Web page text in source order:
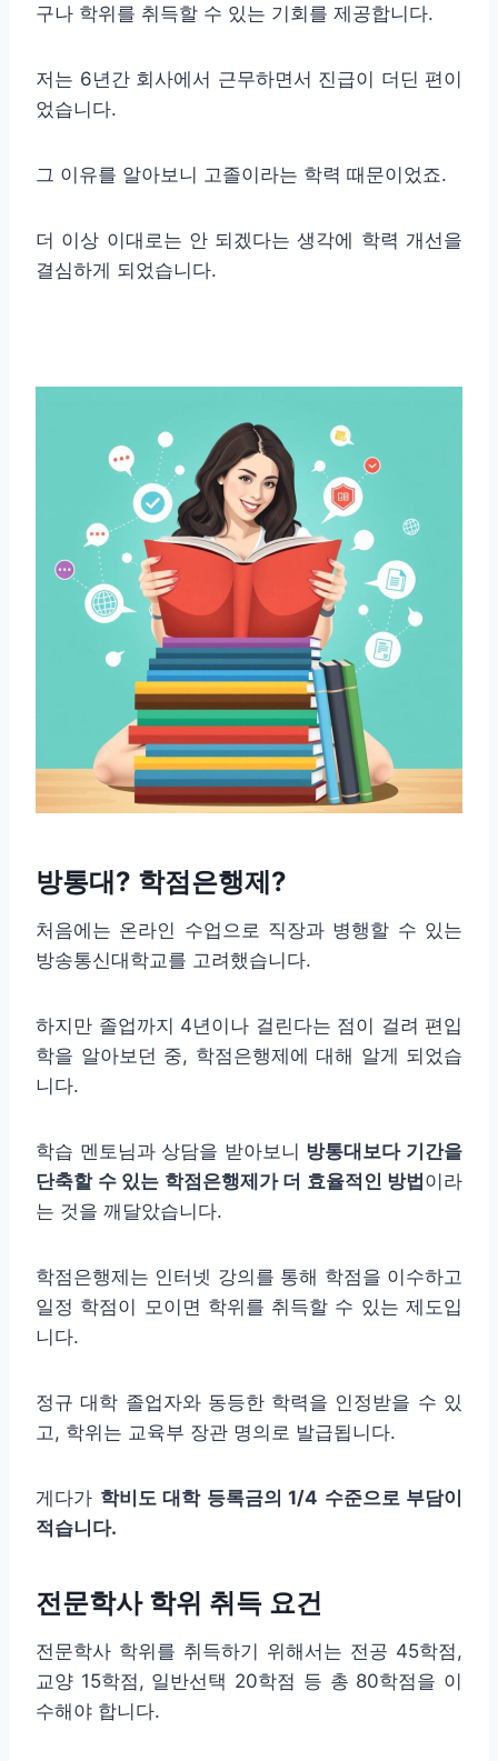
구나 학위를 취득할 수 있는 기회를 제공합니다.
저는 6년간 회사에서 근무하면서 진급이 더딘 편이
었습니다.
그 이유를 알아보니 고졸이라는 학력 때문이었죠.
더 이상 이대로는 안 되겠다는 생각에 학력 개선을
결심하게 되었습니다.
방통대? 학점은행제?
처음에는 온라인 수업으로 직장과 병행할 수 있는
방송통신대학교를 고려했습니다.
하지만 졸업까지 4년이나 걸린다는 점이 걸려 편입
학을 알아보던 중, 학점은행제에 대해 알게 되었습
니다.
학습 멘토님과 상담을 받아보니 방통대보다 기간을
단축할 수 있는 학점은행제가 더 효율적인 방법이라
는 것을 깨달았습니다.
학점은행제는 인터넷 강의를 통해 학점을 이수하고
일정 학점이 모이면 학위를 취득할 수 있는 제도입
니다.
정규 대학 졸업자와 동등한 학력을 인정받을 수 있
고, 학위는 교육부 장관 명의로 발급됩니다.
게다가 학비도 대학 등록금의 1/4 수준으로 부담이
적습니다.
전문학사 학위 취득 요건
전문학사 학위를 취득하기 위해서는 전공 45학점,
교양 15학점, 일반선택 20학점 등 총 80학점을 이
수해야 합니다.